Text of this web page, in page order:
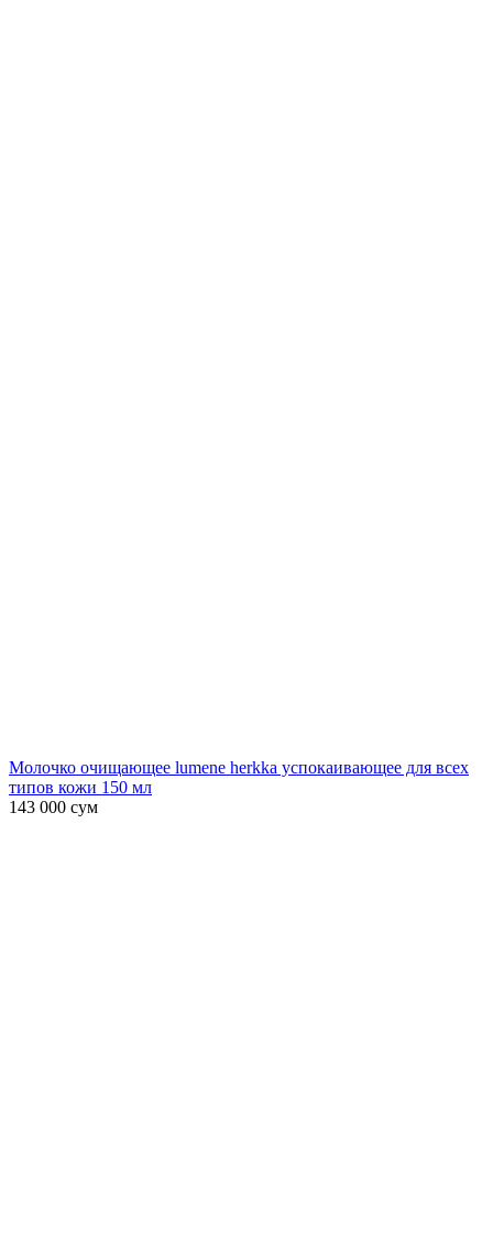
Молочко очищающее lumene herkka успокаивающее для всех
типов кожи 150 мл
143 000 сум